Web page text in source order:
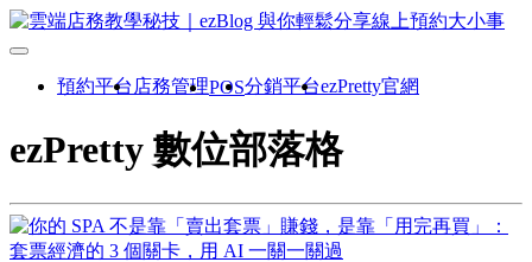
預約平台 店務管理POS分銷平台ezPretty官網
ezPretty 數位部落格